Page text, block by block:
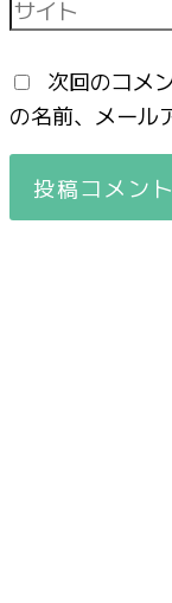
次回のコメ
の名前、メール